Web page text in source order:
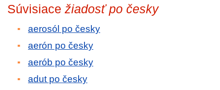
Súvisiace žiadosť po česky
aerosól po česky
aerón po česky
aerób po česky
adut po česky